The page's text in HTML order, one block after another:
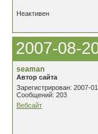
Неактивен
2007-08-
seaman
Автор сайта
Зарегистрирован: 2007-
Сообщений: 203
Вебсайт